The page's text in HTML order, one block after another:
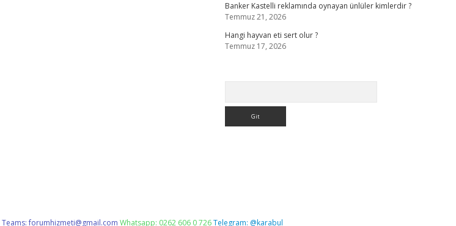
Banker Kastelli reklamında oynayan ünlüler kimlerdir ?
Temmuz 21, 2026
Hangi hayvan eti sert olur ?
Temmuz 17, 2026
Teams:forumhizmeti@gmail.com Whatsapp: 0262 606 0 726Telegram: @karabul